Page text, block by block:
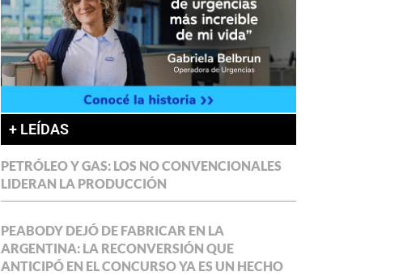
+ LEÍDAS
PETRÓLEO Y GAS: LOS NO CONVENCIONALES
LIDERAN LA PRODUCCIÓN
PEABODY DEJÓ DE FABRICAR EN LA
ARGENTINA: LA RECONVERSIÓN QUE
ANTICIPÓ EN EL CONCURSO YA ES UN HECHO